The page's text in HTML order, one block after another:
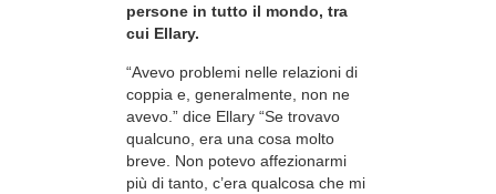
persone in tutto il mondo, tra
cui Ellary.
“Avevo problemi nelle relazioni di
coppia e, generalmente, non ne
avevo.” dice Ellary “Se trovavo
qualcuno, era una cosa molto
breve. Non potevo affezionarmi
più di tanto, c’era qualcosa che mi